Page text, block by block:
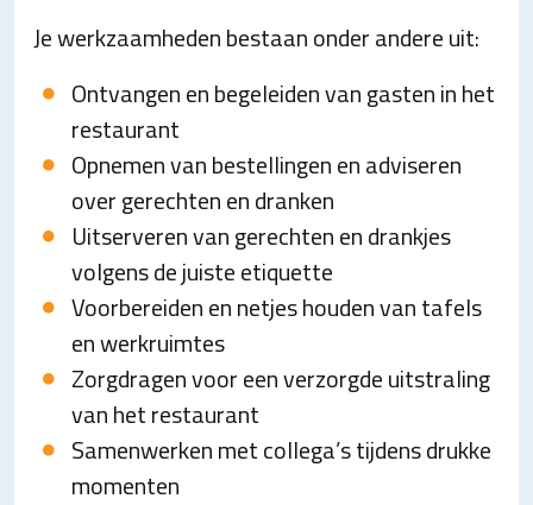
Je werkzaamheden bestaan onder andere uit:
Ontvangen en begeleiden van gasten in het
restaurant
Opnemen van bestellingen en adviseren
over gerechten en dranken
Uitserveren van gerechten en drankjes
volgens de juiste etiquette
Voorbereiden en netjes houden van tafels
en werkruimtes
Zorgdragen voor een verzorgde uitstraling
van het restaurant
Samenwerken met collega’s tijdens drukke
momenten